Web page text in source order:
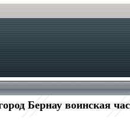
Бернау воинская